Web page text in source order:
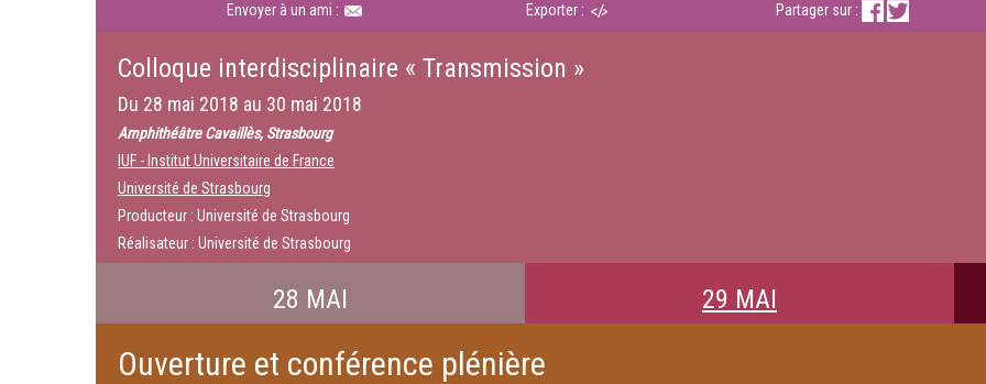
Envoyer à un ami : Exporter : Partager sur :
Colloque interdisciplinaire « Transmission »
Du 28 mai 2018 au 30 mai 2018
Amphithéâtre Cavaillès, Strasbourg
IUF - Institut Universitaire de France
Université de Strasbourg
Producteur : Université de Strasbourg
Réalisateur : Université de Strasbourg
28 MAI 29 MAI
Ouverture et conférence plénière